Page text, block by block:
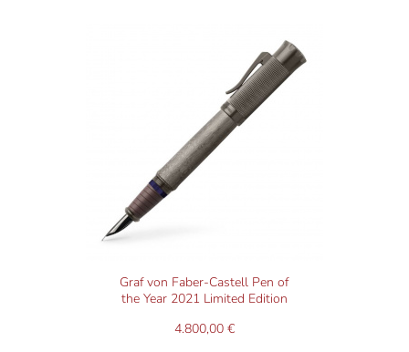
Graf von Faber-Castell Pen of
the Year 2021 Limited Edition
4.800,00 €